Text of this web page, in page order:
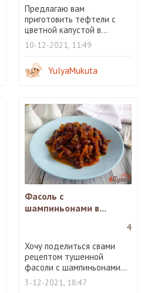
Предлагаю вам
приготовить тефтели с
цветной капустой в...
10-12-2021, 11:49
YulyaMukuta
Фасоль с
шампиньонами в...
4
Хочу поделиться свами
рецептом тушенной
фасоли с шампиньонами...
3-12-2021, 18:47